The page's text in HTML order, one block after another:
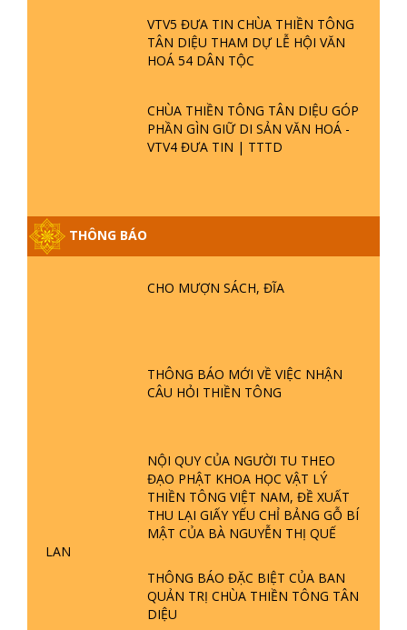
VTV5 ĐƯA TIN CHÙA THIỀN TÔNG
TÂN DIỆU THAM DỰ LỄ HỘI VĂN
HOÁ 54 DÂN TỘC
CHÙA THIỀN TÔNG TÂN DIỆU GÓP
PHẦN GÌN GIỮ DI SẢN VĂN HOÁ -
VTV4 ĐƯA TIN | TTTD
THÔNG BÁO
CHO MƯỢN SÁCH, ĐĨA
THÔNG BÁO MỚI VỀ VIỆC NHẬN
CÂU HỎI THIỀN TÔNG
NỘI QUY CỦA NGƯỜI TU THEO
ĐẠO PHẬT KHOA HỌC VẬT LÝ
THIỀN TÔNG VIỆT NAM, ĐỀ XUẤT
THU LẠI GIẤY YẾU CHỈ BẢNG GỖ BÍ
MẬT CỦA BÀ NGUYỄN THỊ QUẾ
LAN
THÔNG BÁO ĐẶC BIỆT CỦA BAN
QUẢN TRỊ CHÙA THIỀN TÔNG TÂN
DIỆU
GIẢI ĐÁP ĐẶC BIỆT P25 - SUỐT 49
NĂM PHẬT KHÔNG NÓI? HỘI LONG
TTTD
TĂNG? | TTTD
GIẢI ĐÁP THIỀN TÔNG ĐẶC BIỆT P22
- TẠI SAO TRÁI ĐẤT NHIỀU THIÊN TAI
- LŨ LỤT - HỎA HOẠN | TTTD
GIẢI ĐÁP THIỀN TÔNG ĐẶC BIỆT P21
- TẠI SAO ĐỨC PHẬT BƯỚC ĐI 7
BƯỚC TRÊN HOA SEN ? | TTTD